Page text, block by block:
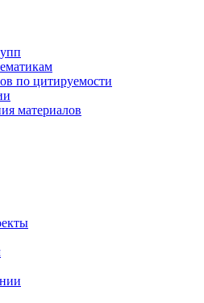
по цитируемости
материалов